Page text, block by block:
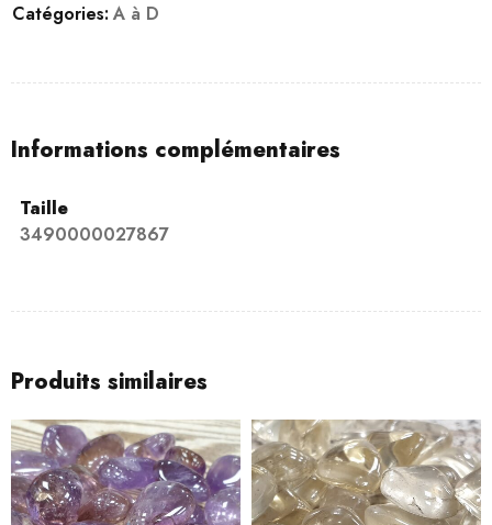
Catégories: A à D
Informations complémentaires
Taille
3490000027867
Produits similaires